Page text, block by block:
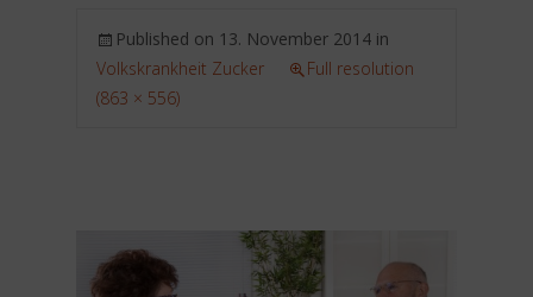
Published on 13. November 2014 in
Volkskrankheit Zucker
Full resolution
(863 × 556)